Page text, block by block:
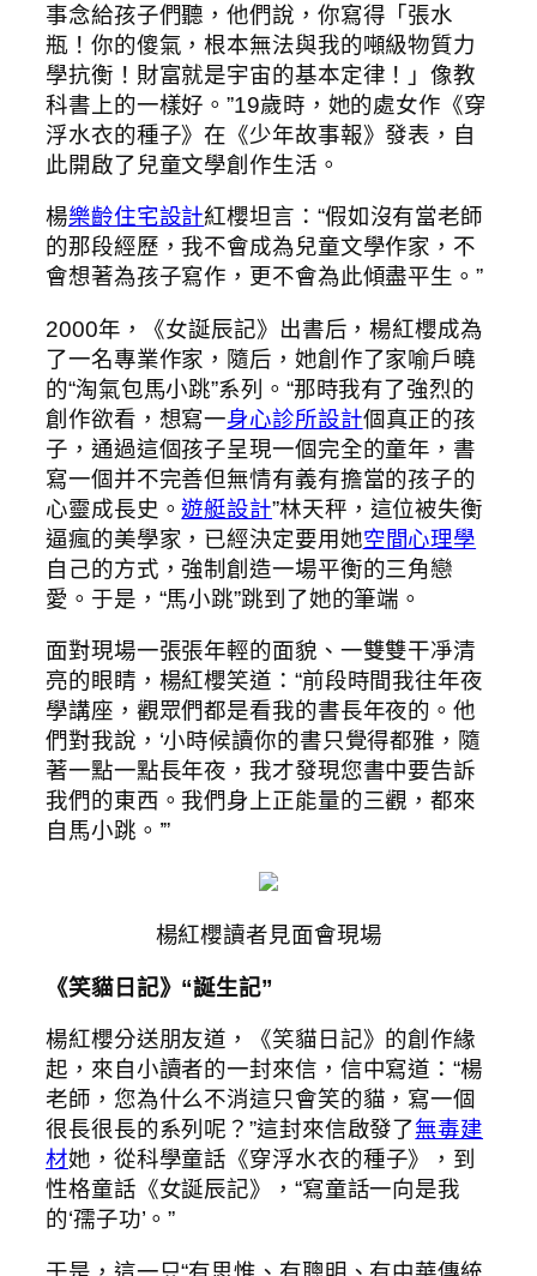
事念給孩子們聽，他們說，你寫得「張水
瓶！你的傻氣，根本無法與我的噸級物質力
學抗衡！財富就是宇宙的基本定律！」像教
科書上的一樣好。”19歲時，她的處女作《穿
浮水衣的種子》在《少年故事報》發表，自
此開啟了兒童文學創作生活。
楊樂齡住宅設計紅櫻坦言：“假如沒有當老師
的那段經歷，我不會成為兒童文學作家，不
會想著為孩子寫作，更不會為此傾盡平生。”
2000年，《女誕辰記》出書后，楊紅櫻成為
了一名專業作家，隨后，她創作了家喻戶曉
的“淘氣包馬小跳”系列。“那時我有了強烈的
創作欲看，想寫一身心診所設計個真正的孩
子，通過這個孩子呈現一個完全的童年，書
寫一個并不完善但無情有義有擔當的孩子的
心靈成長史。遊艇設計”林天秤，這位被失衡
逼瘋的美學家，已經決定要用她空間心理學
自己的方式，強制創造一場平衡的三角戀
愛。于是，“馬小跳”跳到了她的筆端。
面對現場一張張年輕的面貌、一雙雙干凈清
亮的眼睛，楊紅櫻笑道：“前段時間我往年夜
學講座，觀眾們都是看我的書長年夜的。他
們對我說，‘小時候讀你的書只覺得都雅，隨
著一點一點長年夜，我才發現您書中要告訴
我們的東西。我們身上正能量的三觀，都來
自馬小跳。’”
楊紅櫻讀者見面會現場
《笑貓日記》“誕生記”
楊紅櫻分送朋友道，《笑貓日記》的創作緣
起，來自小讀者的一封來信，信中寫道：“楊
老師，您為什么不消這只會笑的貓，寫一個
很長很長的系列呢？”這封來信啟發了無毒建
材她，從科學童話《穿浮水衣的種子》，到
性格童話《女誕辰記》，“寫童話一向是我
的‘孺子功’。”